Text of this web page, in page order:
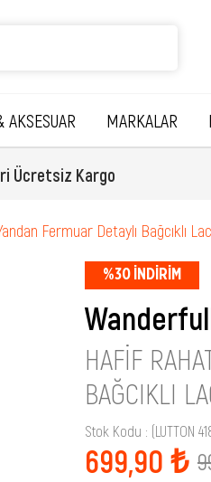
AKSESUAR MARKALAR
Ücretsiz Kargo
Fermuar Detaylı Bağcıklı
%30 İNDIRIM
HAFIF
BAĞCIKLI
Stok Kodu (LUTTON
699,90 ₺